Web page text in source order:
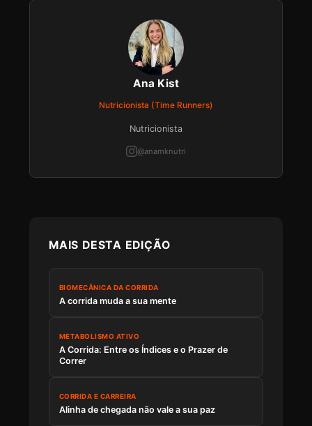
Ana Kist
Nutricionista (Time Runners)
Nutricionista
@anamknutri
MAIS DESTA EDIÇÃO
BIOMECÂNICA DA CORRIDA
A corrida muda a sua mente
METABOLISMO ATIVO
A Corrida: Entre os Índices e o Prazer de
Correr
CORRIDA E CARREIRA
Alinha de chegada não vale a sua paz